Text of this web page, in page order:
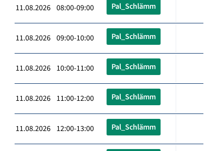
11.08.2026 08:00-09:00 Pal_Schlämm
11.08.2026 09:00-10:00 Pal_Schlämm
11.08.2026 10:00-11:00 Pal_Schlämm
11.08.2026 11:00-12:00 Pal_Schlämm
11.08.2026 12:00-13:00 Pal_Schlämm